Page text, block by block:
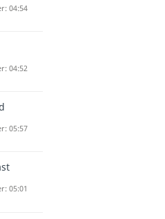
04:54
04:52
05:57
05:01